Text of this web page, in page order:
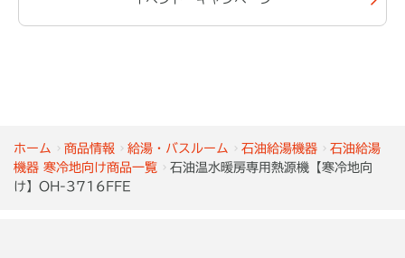
ホーム 商品情報 給湯・バスルーム 石油給湯機器
石油給湯
機器 寒冷地向け商品一覧
石油温水暖房専用熱源機【寒冷地向
け】OH-3716FFE